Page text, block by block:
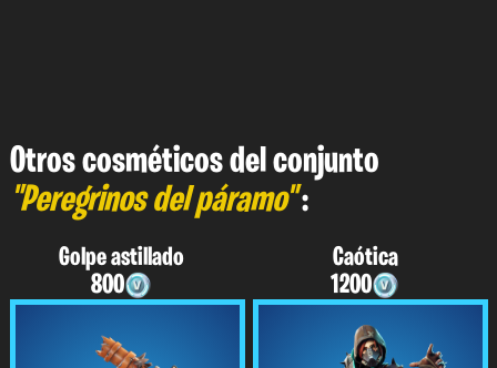
Otros cosméticos del conjunto
"Peregrinos del páramo":
Golpe astillado
800
Caótica
1200